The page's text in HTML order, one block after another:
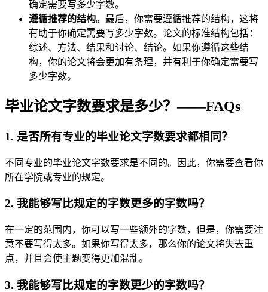
确定需要写多少字数。
遵循推荐的结构。最后，你需要遵循推荐的结构，这将
有助于你确定需要写多少字数。论文的标准结构包括：
综述、方法、结果和讨论、结论。如果你遵循这些结
构，你的论文将会更加有条理，并有利于你确定需要写
多少字数。
毕业论文字数要求是多少？——FAQs
1. 是否所有专业的毕业论文字数要求都相同？
不同专业的毕业论文字数要求是不同的。因此，你需要查看你
所在学院或专业的规定。
2. 我能够写比规定的字数更多的字数吗？
在一定的范围内，你可以写一些额外的字数，但是，你需要注
意不要写得太多。如果你写得太多，那么你的论文将失去重
点，并且会使主题变得更加混乱。
3. 我能够写比规定的字数更少的字数吗？